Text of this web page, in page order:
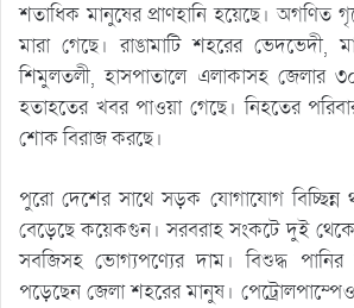
শতাধিক মানুষের প্রাণহানি হয়েছে। অগণিত
মারা গেছে। রাঙামাটি শহরের ভেদভেদী,
শিমুলতলী, হাসপাতালে এলাকাসহ জেলার
হতাহতের খবর পাওয়া গেছে। নিহতের
শোক বিরাজ করছে।
পুরো দেশের সাথে সড়ক যোগাযোগ বিচ্ছিন্ন
বেড়েছে কয়েকগুন। সরবরাহ সংকটে দুই
সবজিসহ ভোগ্যপণ্যের দাম। বিশুদ্ধ পানির
পড়েছেন জেলা শহরের মানুষ।